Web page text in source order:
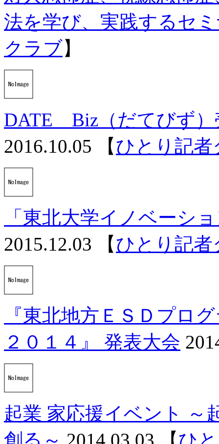
法を学び、実践するセ
クラブ】
DATE Biz（だてびず）
2016.10.05
【ひとり記者
「東北大学イノベーシ
2015.12.03
【ひとり記者
『東北地方ＥＳＤプロ
２０１４』 発表大会
起業 家応援イベント ～